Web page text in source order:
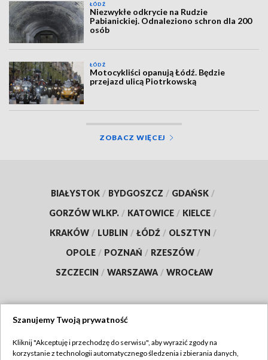
ŁÓDŹ
Niezwykłe odkrycie na Rudzie
Pabianickiej. Odnaleziono schron dla 200
osób
ŁÓDŹ
Motocykliści opanują Łódź. Będzie
przejazd ulicą Piotrkowską
ZOBACZ WIĘCEJ
BIAŁYSTOK / BYDGOSZCZ / GDAŃSK /
GORZÓW WLKP. / KATOWICE / KIELCE /
KRAKÓW / LUBLIN / ŁÓDŹ / OLSZTYN /
OPOLE / POZNAŃ / RZESZÓW /
SZCZECIN / WARSZAWA / WROCŁAW
TVP
Szanujemy Twoją prywatność
Kliknij "Akceptuję i przechodzę do serwisu", aby wyrazić zgody na
korzystanie z technologii automatycznego śledzenia i zbierania danych,